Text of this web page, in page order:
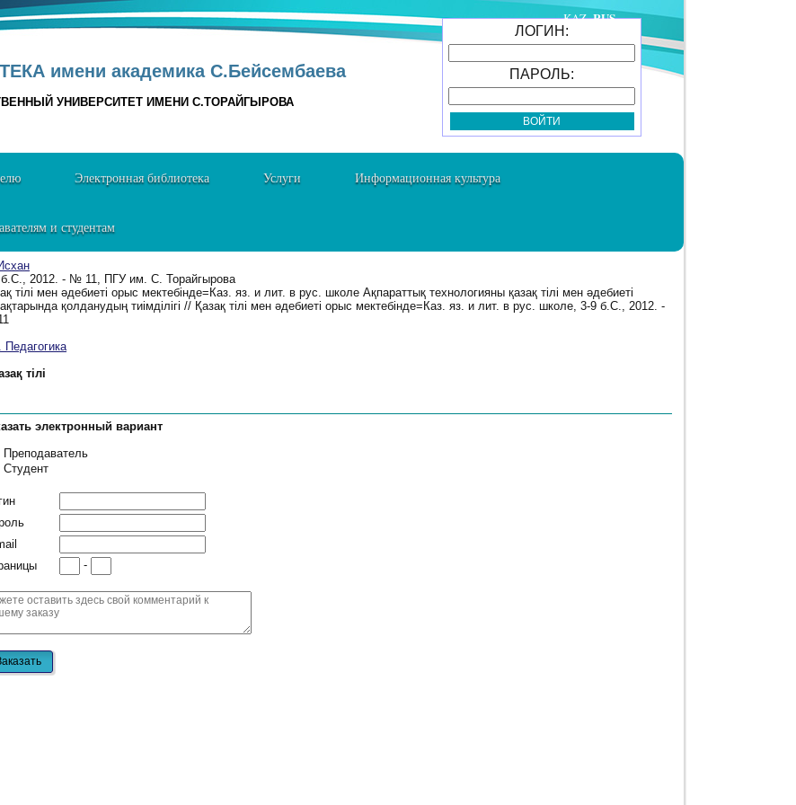
имени академика С.Бейсембаева
УНИВЕРСИТЕТ ИМЕНИ С.ТОРАЙГЫРОВА
ЛОГИН:
ПАРОЛЬ:
KAZ RUS
Электронная библиотека Услуги Информационная культура
и студентам
2012. - № 11, ПГУ им. С. Торайгырова
тілі мен әдебиеті орыс мектебінде=Каз. яз. и лит. в рус. школе Ақпараттық технологияны қазақ тілі мен әдебиеті
қолданудың тиімділігі // Қазақ тілі мен әдебиеті орыс мектебінде=Каз. яз. и лит. в рус. школе, 3-9 б.C., 2012. -
тілі
электронный вариант
Преподаватель
Студент
-